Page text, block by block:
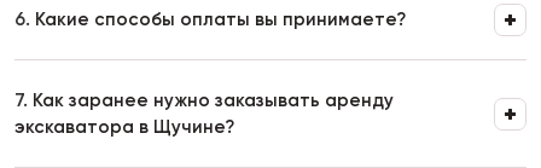
6. Какие способы оплаты вы принимаете?
7. Как заранее нужно заказывать аренду
экскаватора в Щучине?